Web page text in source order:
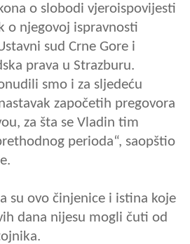
o slobodi vjeroispovijesti
o njegovoj ispravnosti
sud Crne Gore i
prava u Strazburu.
smo i za sljedeću
započetih pregovora
za šta se Vladin tim
perioda“, saopštio
su ovo činjenice i istina koje
dana nijesu mogli čuti od